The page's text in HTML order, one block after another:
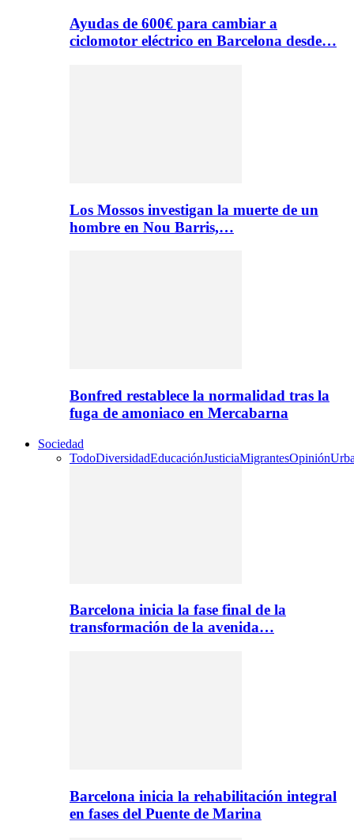
Ayudas de 600€ para cambiar a
ciclomotor eléctrico en Barcelona desde…
Los Mossos investigan la muerte de un
hombre en Nou Barris,…
Bonfred restablece la normalidad tras la
fuga de amoniaco en Mercabarna
Sociedad
TodoDiversidadEducaciónJusticiaMigrantesOpinión
Barcelona inicia la fase final de la
transformación de la avenida…
Barcelona inicia la rehabilitación integral
en fases del Puente de Marina